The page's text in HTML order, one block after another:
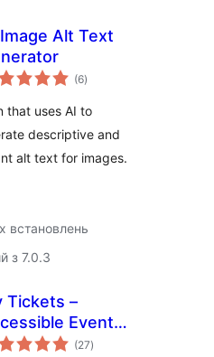
Alt Text
(6загальний
рейтинг
)
that uses AI to
descriptive and
alt text for images.
встановлень
з 7.0.3
Tickets –
Event
(27загальний
рейтинг
)